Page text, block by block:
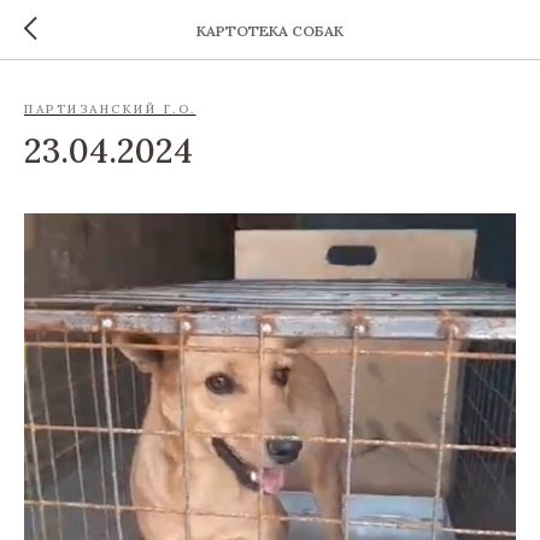
КАРТОТЕКА СОБАК
ПАРТИЗАНСКИЙ Г.О.
23.04.2024